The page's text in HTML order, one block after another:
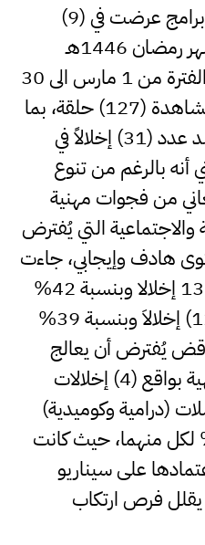
يرصد التقرير ثمانية (8) برامج عرضت في (9)
قنوات تلفزيونية ليبية في شهر رمضان 1446هـ
الموافق للعام 2025م في الفترة من 1 مارس الى 30
مارس 2025، وقد تمت مشاهدة (127) حلقة، بما
يقارب (60) ساعة، وتم رصد عدد (31) إخلالاً في
أنه بالرغم من تنوع
تعاني من فجوات مهنية
والاجتماعية التي يُفترض
هادف وإيجابي، جاءت
في صدارة الإخلالات، بواقع 13 إخلالا وبنسبة 42%
للبرامج التوعوية وبواقع (12) إخلالاَ وبنسبة 39%
يُفترض أن يعالج
بجدية، تليها البرامج الترفيهية بواقع (4) إخلالات
(درامية وكوميدية)
إخلالين، وبنسبة 6% لكل منهما، حيث كانت
على سيناريو
فرص ارتكاب